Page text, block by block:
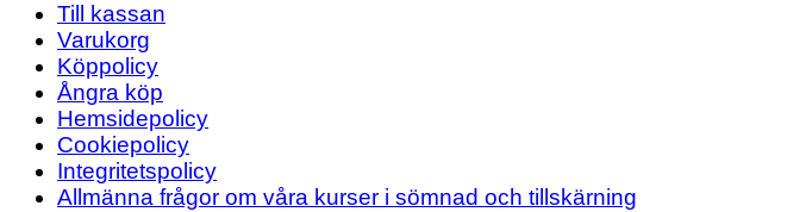
Till kassan
Varukorg
Köppolicy
Ångra köp
Hemsidepolicy
Cookiepolicy
Integritetspolicy
Allmänna frågor om våra kurser i sömnad och tillskärning